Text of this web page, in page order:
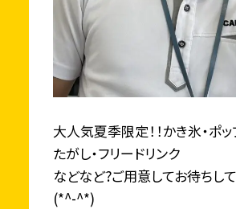
大人気夏季限定！！かき氷・ポ
たがし・フリードリンク
などなど?ご用意してお待ちし
(*^-^*)